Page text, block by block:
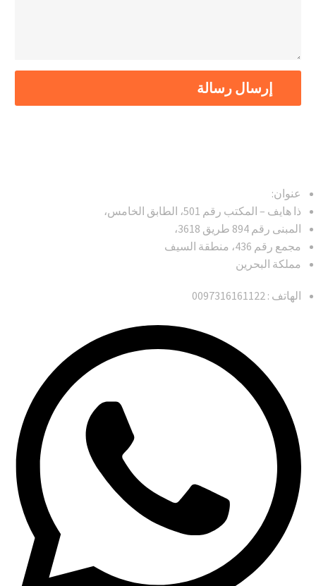
عنوان:
ذا هايف – المكتب رقم 501، الطابق الخامس،
المبنى رقم 894 طريق 3618،
مجمع رقم 436، منطقة السيف
مملكة البحرين
الهاتف : 0097316161122